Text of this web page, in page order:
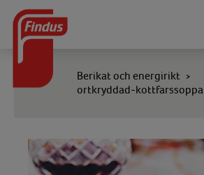
Berikat och energirikt >
ortkryddad-kottfarssoppa